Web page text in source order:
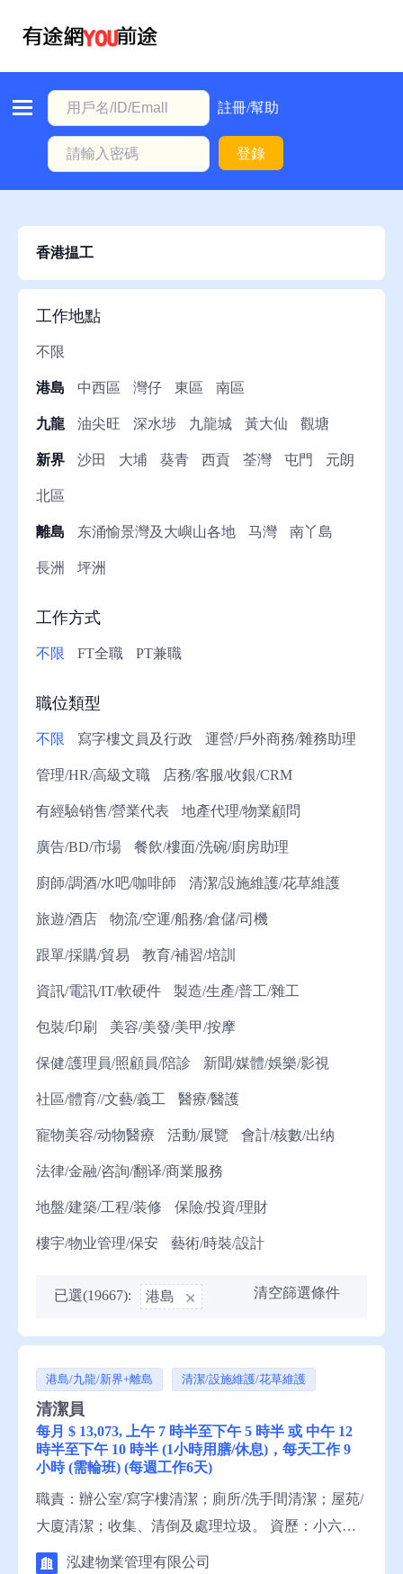
註冊/幫助
登錄
首
本
職
位
信
息
註
助
香港揾工
工作地點
不限
港島 中西區 灣仔 東區 南區
九龍 油尖旺 深水埗 九龍城 黃大仙 觀塘
新界 沙田 大埔 葵青 西貢 荃灣 屯門 元朗
北區
離島 东涌愉景灣及大嶼山各地 马灣 南丫島
長洲 坪洲
工作方式
不限 FT全職 PT兼職
職位類型
不限 寫字樓文員及行政 運營/戶外商務/雜務助理
管理/HR/高級文職 店務/客服/收銀/CRM
有經驗销售/營業代表 地產代理/物業顧問
廣告/BD/市場 餐飲/樓面/洗碗/廚房助理
廚師/調酒/水吧/咖啡師 清潔/設施維護/花草維護
旅遊/酒店 物流/空運/船務/倉儲/司機
跟單/採購/貿易 教育/補習/培訓
資訊/電訊/IT/軟硬件 製造/生產/普工/雜工
包裝/印刷 美容/美發/美甲/按摩
保健/護理員/照顧員/陪診 新聞/媒體/娛樂/影視
社區/體育//文藝/義工 醫療/醫護
寵物美容/动物醫療 活動/展覽 會計/核數/出纳
法律/金融/咨詢/翻译/商業服務
地盤/建築/工程/装修 保險/投資/理財
樓宇/物业管理/保安 藝術/時裝/設計
已選(19667): 港島 清空篩選條件
港島/九龍/新界+離島 清潔/設施維護/花草維護
清潔員
每月 $ 13,073, 上午 7 時半至下午 5 時半 或 中午 12
時半至下午 10 時半 (1小時用膳/休息)，每天工作 9
小時 (需輪班) (每週工作6天)
職責：辦公室/寫字樓清潔；廁所/洗手間清潔；屋苑/
大廈清潔；收集、清倒及處理垃圾。 資歷：小六程
度，1年有關工作經驗，一般粵語，一般中文讀寫。
泓建物業管理有限公司